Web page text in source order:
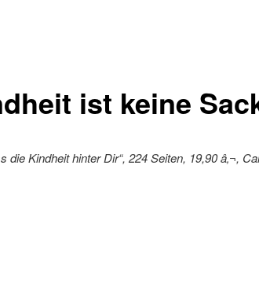
ist keine
die Kindheit hinter Dir“, 224 Seiten, 19,90 â‚¬,